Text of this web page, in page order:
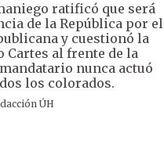
ratificó que será
de la República por el
y cuestionó la
Cartes al frente de la
nunca actuó
los colorados.
ÚH